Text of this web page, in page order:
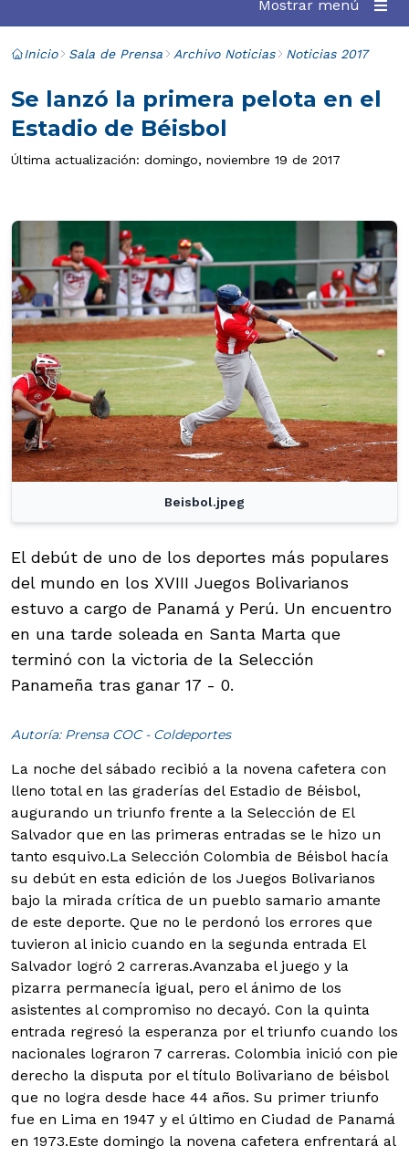
Mostrar menú
Inicio Sala de Prensa Archivo Noticias Noticias 2017
Se lanzó la primera pelota en el
Estadio de Béisbol
Última actualización: domingo, noviembre 19 de 2017
Beisbol.jpeg
El debút de uno de los deportes más populares
del mundo en los XVIII Juegos Bolivarianos
estuvo a cargo de Panamá y Perú. Un encuentro
en una tarde soleada en Santa Marta que
terminó con la victoria de la Selección
Panameña tras ganar 17 - 0.
Autoría: Prensa COC - Coldeportes
La noche del sábado recibió a la novena cafetera con
lleno total en las graderías del Estadio de Béisbol,
augurando un triunfo frente a la Selección de El
Salvador que en las primeras entradas se le hizo un
tanto esquivo.La Selección Colombia de Béisbol hacía
su debút en esta edición de los Juegos Bolivarianos
bajo la mirada crítica de un pueblo samario amante
de este deporte. Que no le perdonó los errores que
tuvieron al inicio cuando en la segunda entrada El
Salvador logró 2 carreras.Avanzaba el juego y la
pizarra permanecía igual, pero el ánimo de los
asistentes al compromiso no decayó. Con la quinta
entrada regresó la esperanza por el triunfo cuando los
nacionales lograron 7 carreras. Colombia inició con pie
derecho la disputa por el título Bolivariano de béisbol
que no logra desde hace 44 años. Su primer triunfo
fue en Lima en 1947 y el último en Ciudad de Panamá
en 1973.Este domingo la novena cafetera enfrentará al